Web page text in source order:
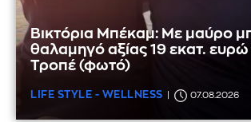
Βικτόρια Μπέκαμ: Με μαύρο
θαλαμηγό αξίας 19 εκατ.
Τροπέ (φωτό)
LIFE STYLE - WELLNESS 07.08.2026